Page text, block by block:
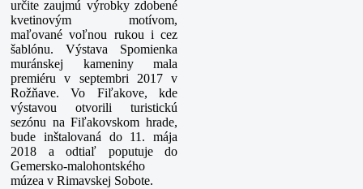
určite zaujmú výrobky zdobené
kvetinovým motívom,
maľované voľnou rukou i cez
šablónu. Výstava Spomienka
muránskej kameniny mala
premiéru v septembri 2017 v
Rožňave. Vo Fiľakove, kde
výstavou otvorili turistickú
sezónu na Fiľakovskom hrade,
bude inštalovaná do 11. mája
2018 a odtiaľ poputuje do
Gemersko-malohontského
múzea v Rimavskej Sobote.